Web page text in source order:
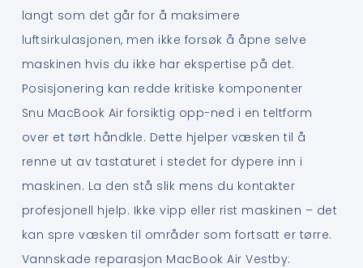
langt som det går for å maksimere
luftsirkulasjonen, men ikke forsøk å åpne selve
maskinen hvis du ikke har ekspertise på det.
Posisjonering kan redde kritiske komponenter
Snu MacBook Air forsiktig opp-ned i en teltform
over et tørt håndkle. Dette hjelper væsken til å
renne ut av tastaturet i stedet for dypere inn i
maskinen. La den stå slik mens du kontakter
profesjonell hjelp. Ikke vipp eller rist maskinen – det
kan spre væsken til områder som fortsatt er tørre.
Vannskade reparasjon MacBook Air Vestby: